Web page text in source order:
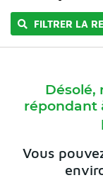
FILTRER LA
Désolé,
répondant
Vous